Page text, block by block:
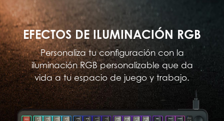
EFECTOS DE ILUMINACIÓN RGB
Personaliza tu configuración con la
iluminación RGB personalizable que da
vida a tu espacio de juego y trabajo.